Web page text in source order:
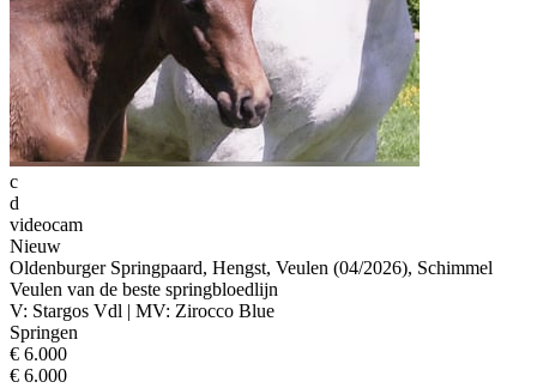
c
d
videocam
Nieuw
Oldenburger Springpaard, Hengst, Veulen (04/2026), Schimmel
Veulen van de beste springbloedlijn
V: Stargos Vdl | MV: Zirocco Blue
Springen
€ 6.000
€ 6.000